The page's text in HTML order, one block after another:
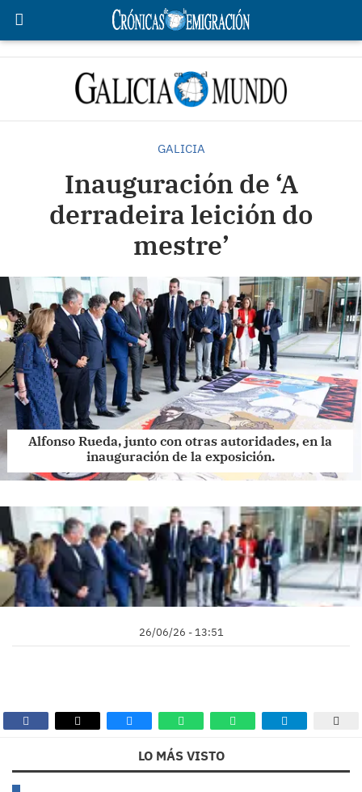
GALICIA
Inauguración de ‘A
derradeira leición do
mestre’
Alfonso Rueda, junto con otras autoridades, en la
inauguración de la exposición.
26/06/26 - 13:51
LO MÁS VISTO